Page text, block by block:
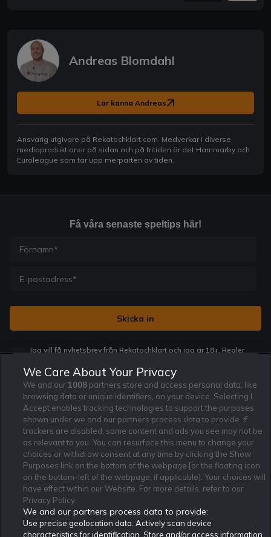
Andreas Blomdahl
Lär känna Andreas
Ansvarig utgivare på Rekatochklart.com. Medverkar i diverse
mediaproduktioner på sidan och på fritiden är det Hammarby och
Euroleague som tar upp merparten av tiden.
Få våra senaste speltips här!
Jag vill få nyhetsbrev från Rekatochklart och jag är 18+. Regler
Rekatochklart.com är Sveriges ledande betting-community. 2017 nominerades
Rekatochklart som en av världens bästa spelinformations-sajter på spelbranschens egen
Affiliate Modell
Kontakta oss
Redaktionen
Ansvarsfullt Spelande
Nyhetsarkiv
Tipsarkiv
Cookie Policy
Användarvilkor
Integritetspolicy
Sportkalender
We Care About Your Privacy
We and our 1008 partners store and access personal data, like
browsing data or unique identifiers, on your device. Selecting I
Accept enables tracking technologies to support the purposes
shown under we and our partners process data to provide. If
trackers are disabled, some content and ads you see may not be
as relevant to you. You can resurface this menu to change your
choices or withdraw consent at any time by clicking the Show
Purposes link on the bottom of the webpage [or the floating icon
on the bottom-left of the webpage, if applicable]. Your choices will
have effect within our Website. For more details, refer to our
Privacy Policy.
We and our partners process data to provide:
Use precise geolocation data. Actively scan device
characteristics for identification. Store and/or access information